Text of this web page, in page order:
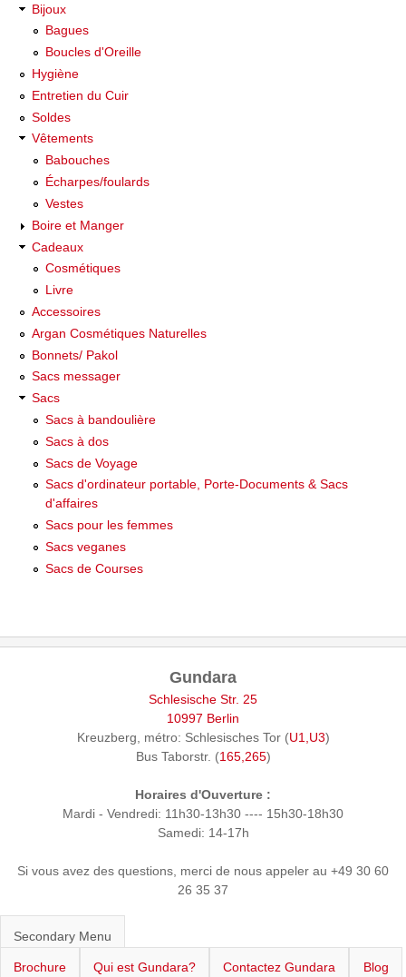
Bijoux
Bagues
Boucles d'Oreille
Hygiène
Entretien du Cuir
Soldes
Vêtements
Babouches
Écharpes/foulards
Vestes
Boire et Manger
Cadeaux
Cosmétiques
Livre
Accessoires
Argan Cosmétiques Naturelles
Bonnets/ Pakol
Sacs messager
Sacs
Sacs à bandoulière
Sacs à dos
Sacs de Voyage
Sacs d'ordinateur portable, Porte-Documents & Sacs
d'affaires
Sacs pour les femmes
Sacs veganes
Sacs de Courses
Gundara
Schlesische Str. 25
10997 Berlin
Kreuzberg, métro: Schlesisches Tor (U1,U3)
Bus Taborstr. (165,265)
Horaires d'Ouverture :
Mardi - Vendredi: 11h30-13h30 ---- 15h30-18h30
Samedi: 14-17h
Si vous avez des questions, merci de nous appeler au +49 30 60
26 35 37
Secondary Menu
Brochure Qui est Gundara? Contactez Gundara Blog